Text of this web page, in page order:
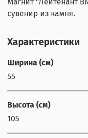
сувенир из камня.
Характеристики
Ширина (см)
55
Высота (см)
105